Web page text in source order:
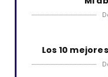
Los 10